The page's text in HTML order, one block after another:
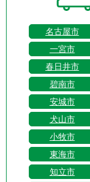
名古屋市
一宮市
春日井市
碧南市
安城市
犬山市
小牧市
東海市
知立市